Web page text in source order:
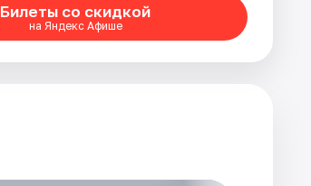
Билеты со скидкой
на Яндекс Афише